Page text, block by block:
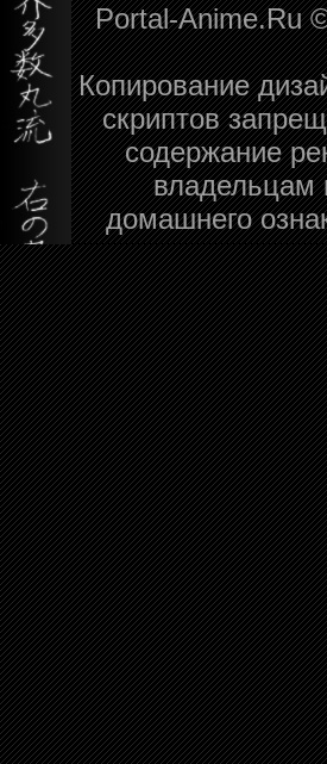
Portal-Anime.Ru
Копирование
скриптов
содержание
владельцам
домашнего